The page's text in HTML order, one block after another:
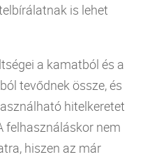
is lehet
a kamatból és a
tevődnek össze, és
hitelkeretet
felhasználáskor nem
hiszen az már